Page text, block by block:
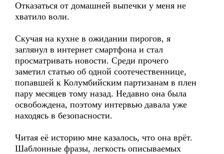
Отказаться от домашней выпечки у меня не
хватило воли.
Скучая на кухне в ожидании пирогов, я
заглянул в интернет смартфона и стал
просматривать новости. Среди прочего
заметил статью об одной соотечественнице,
попавшей к Колумбийским партизанам в плен
пару месяцев тому назад. Недавно она была
освобождена, поэтому интервью давала уже
находясь в безопасности.
Читая её историю мне казалось, что она врёт.
Шаблонные фразы, легкость описываемых